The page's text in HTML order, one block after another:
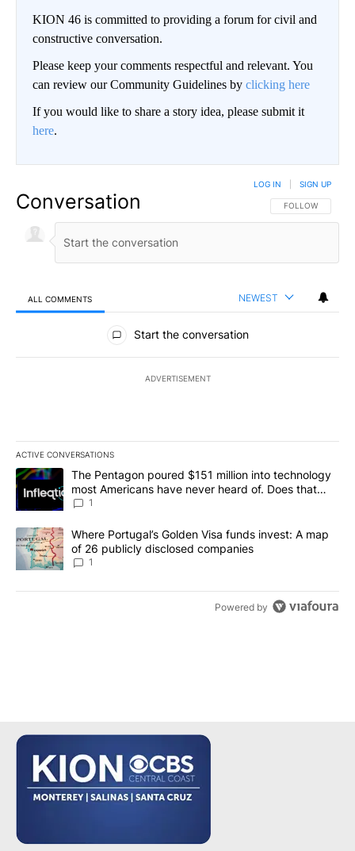
KION 46 is committed to providing a forum for civil and
constructive conversation.
Please keep your comments respectful and relevant. You
can review our Community Guidelines by clicking here
If you would like to share a story idea, please submit it
here.
Conversation FOLLOW THIS
FOLLOW
LOG IN SIGN UP
ALL COMMENTS NEWEST
All Comments
Start the conversation
ADVERTISEMENT
ACTIVE CONVERSATIONS
The following is a list of the most commented articles in the last
A trending article titled "The Pentagon poured $151 million into
The Pentagon poured $151 million into technology
most Americans have never heard of. Does that
make it a good investment?
1
A trending article titled "Where Portugal’s Golden Visa funds
Where Portugal’s Golden Visa funds invest: A map
of 26 publicly disclosed companies
1
Powered by